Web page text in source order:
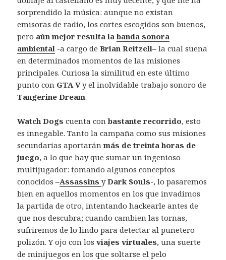
sorprendido la música: aunque no existan
emisoras de radio, los cortes escogidos son buenos,
pero aún mejor resulta labanda sonora
ambiental -a cargo de Brian Reitzell– la cual suena
en determinados momentos de las misiones
principales. Curiosa la similitud en este último
punto con GTA Vy el inolvidable trabajo sonoro de
Tangerine Dream.
Watch Dogs cuenta con bastante recorrido, esto
es innegable. Tanto la campaña como sus misiones
secundarias aportaránmás de treinta horas de
juego, a lo que hay que sumar un ingenioso
multijugador: tomando algunos conceptos
conocidos –Assassins yDark Souls-, lo pasaremos
bien en aquellos momentos en los que invadimos
la partida de otro, intentando hackearle antes de
que nos descubra; cuando cambien las tornas,
sufriremos de lo lindo para detectar al puñetero
polizón. Y ojo con losviajes virtuales, una suerte
de minijuegos en los que soltarse el pelo